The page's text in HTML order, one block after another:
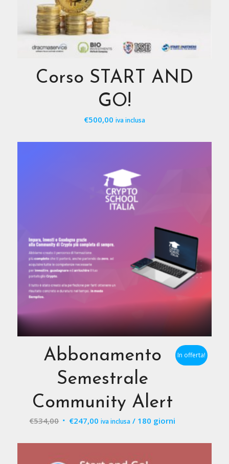
Corso START AND
GO!
€500,00 iva inclusa
Abbonamento
Semestrale
Community Alert
€534,00 Il
originale
€247,00 Il
attuale
iva inclusa / 180 giorni
In offerta!